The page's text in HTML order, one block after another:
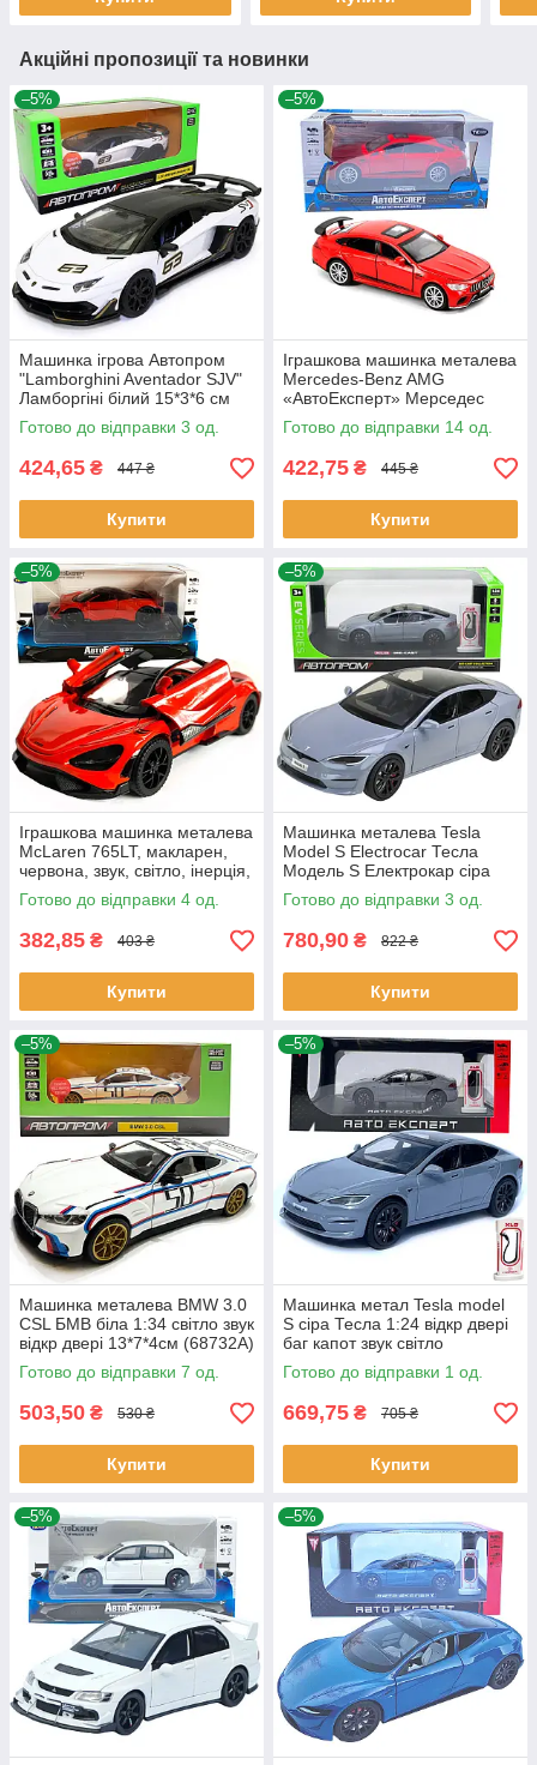
Акційні пропозиції та новинки
–5%
Машинка ігрова Автопром
"Lamborghini Aventador SJV"
Ламборгіні білий 15*3*6 см
(68472)
Готово до відправки 3 од.
424,65 ₴ 447 ₴
Купити
–5%
Іграшкова машинка металева
Mercedes-Benz AMG
«АвтоЕксперт» Мерседес
червоний звук світло 15*6*5
см (26902)
Готово до відправки 14 од.
422,75 ₴ 445 ₴
Купити
–5%
Іграшкова машинка металева
McLaren 765LT, макларен,
червона, звук, світло, інерція,
откр двері, капот,
Автоексперт, 1:32,14*8*4см
Готово до відправки 4 од.
382,85 ₴ 403 ₴
Купити
–5%
Машинка металева Tesla
Model S Electrocar Тесла
Модель S Електрокар сіра
1:24 зарядна станція звук
світло відч двері капот
Готово до відправки 3 од.
780,90 ₴ 822 ₴
Купити
–5%
Машинка металева BMW 3.0
CSL БМВ біла 1:34 світло звук
відкр двері 13*7*4см (68732А)
Готово до відправки 7 од.
503,50 ₴ 530 ₴
Купити
–5%
Машинка метал Tesla model
S сіра Тесла 1:24 відкр двері
баг капот звук світло
17,5*7,5*5,5см (EL 64077)
Готово до відправки 1 од.
669,75 ₴ 705 ₴
Купити
–5% –5%